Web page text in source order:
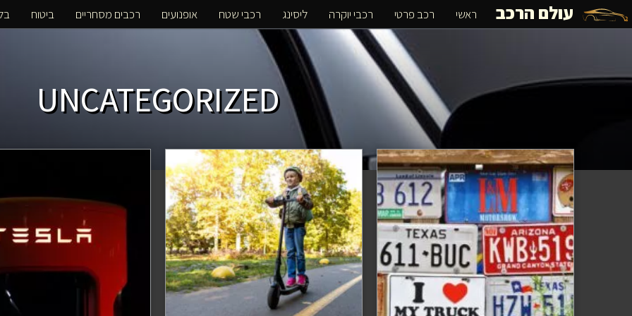
עולם הרכב ראשי רכב פרטי רכבי יוקרה ליסינג רכבי שטח אופנועים רכבים מסחריים ביטוח
UNCATEGORIZED